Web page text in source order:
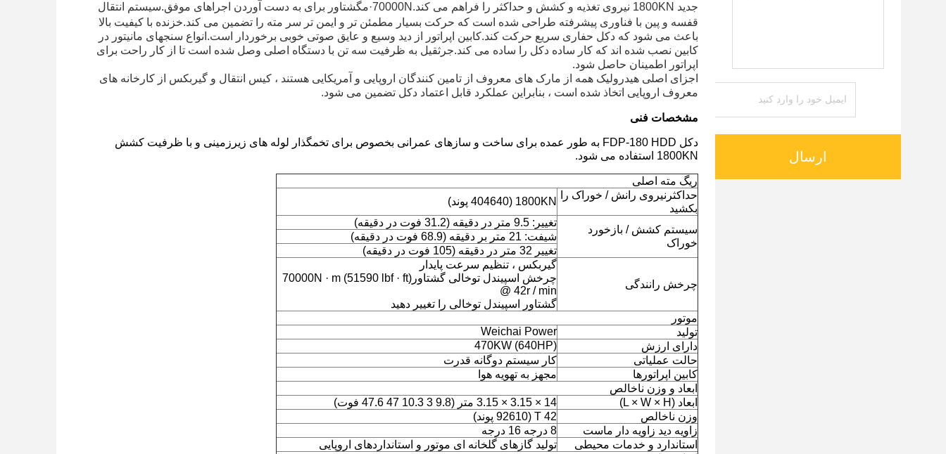
ارسال
جدید 1800KN نیروی تغذیه و کشش و حداکثر را فراهم می کند.70000N
·مگشتاور برای به دست آوردن اجراهای موفق.سیستم انتقال
قفسه و پین با فناوری پیشرفته طراحی شده است که حرکت بسیار مطمئن تر و ایمن تر سر مته را تضمین می کند.خزنده با کیفیت بالا
باعث می شود که دکل حفاری سریع حرکت کند.کابین اپراتور از دید وسیع و عایق صوتی خوبی برخوردار است.انواع سنجهای مانیتور در
کابین نصب شده اند که کار ساده دکل را ساده می کند.جرثقیل به ظرفیت سه تن با دستگاه اصلی وصل شده است تا از کار راحت برای
اپراتور اطمینان حاصل شود.
اجزای اصلی هیدرولیک همه از مارک های معروف از تامین کنندگان اروپایی و آمریکایی هستند ، کیس انتقال و گیربکس از کارخانه های
معروف اروپایی اتخاذ شده است ، بنابراین عملکرد قابل اعتماد دکل تضمین می شود.
مشخصات فنی
دکل FDP-180 HDD به طور عمده برای ساخت و سازهای عمرانی بخصوص برای تخمگذار لوله های زیرزمینی و با ظرفیت کشش
1800KN استفاده می شود.
ریگ مته اصلی
حداکثرنیروی رانش / خوراک را
بکشید
1800KN (404640 پوند)
سیستم کشش / بازخورد
خوراک
تغییر: 9.5 متر در دقیقه (31.2 فوت در دقیقه)
شیفت: 21 متر بر دقیقه (68.9 فوت در دقیقه)
تغییر 32 متر در دقیقه (105 فوت در دقیقه)
چرخش رانندگی
گیربکس ، تنظیم سرعت پایدار
چرخش اسپیندل توخالی گشتاور70000N · m (51590 lbf · ft)
@ 42r / min
گشتاور اسپیندل توخالی را تغییر دهید
موتور
تولید
Weichai Power
دارای ارزش
470KW (640HP)
حالت عملیاتی
کار سیستم دوگانه قدرت
کابین اپراتورها
مجهز به تهویه هوا
ابعاد و وزن ناخالص
ابعاد (L × W × H)
14 × 3.15 × 3.15 متر (9.8 3 10.3 47 47.6 فوت)
وزن ناخالص
42 T (92610 پوند)
زاویه دید زاویه دار ماست
8 درجه 16 درجه
استاندارد و خدمات محیطی
تولید گازهای گلخانه ای موتور و استانداردهای اروپایی